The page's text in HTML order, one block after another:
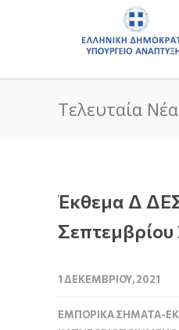
Τελευταία Νέα
Έκθεμα Δ
Σεπτεμβρίου
1 ΔΕΚΕΜΒΡΊΟΥ, 2021
ΕΜΠΟΡΙΚΆ ΣΉΜΑΤΑ-